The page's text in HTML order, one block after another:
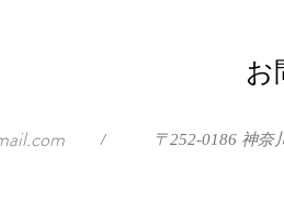
お
/ 〒252-0186 神奈